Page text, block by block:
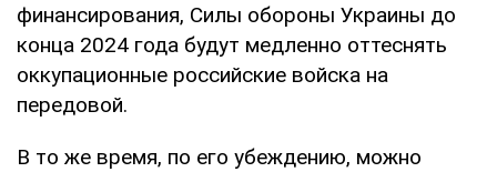
финансирования, Силы обороны Украины до
конца 2024 года будут медленно оттеснять
оккупационные российские войска на
передовой.
В то же время, по его убеждению, можно